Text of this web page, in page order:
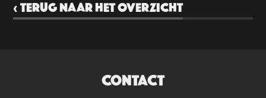
‹ TERUG NAAR HET OVERZICHT
CONTACT